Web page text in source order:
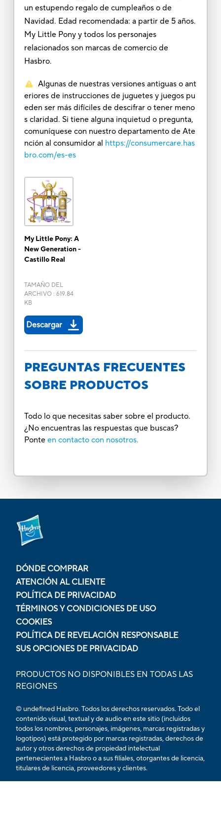
un estupendo regalo de cumpleaños o de
Navidad. Edad recomendada: a partir de 5 años.
My Little Pony y todos los personajes
relacionados son marcas de comercio de
Hasbro.
Algunas de nuestras versiones antiguas o ant
eriores de instrucciones de juguetes y juegos pu
eden ser más difíciles de descifrar o tener meno
s claridad. Si tiene alguna inquietud o pregunta,
comuníquese con nuestro departamento de Ate
nción al consumidor al https://consumercare.has
bro.com/es-es
My Little Pony: A
New Generation -
Castillo Real
TAMAÑO DEL
ARCHIVO: 619.84
KB
Descargar
PREGUNTAS FRECUENTES
SOBRE PRODUCTOS
Todo lo que necesitas saber sobre el producto.
¿No encuentras las respuestas que buscas?
Ponte en contacto con nosotros.
DÓNDE COMPRAR
ATENCIÓN AL CLIENTE
POLÍTICA DE PRIVACIDAD
TÉRMINOS Y CONDICIONES DE USO
COOKIES
POLÍTICA DE REVELACIÓN RESPONSABLE
SUS OPCIONES DE PRIVACIDAD
PRODUCTOS NO DISPONIBLES EN TODAS LAS
REGIONES
© undefined Hasbro. Todos los derechos reservados. Todo el
contenido visual, textual y de audio en este sitio (incluidos
todos los nombres, personajes, imágenes, marcas registradas y
logotipos) está protegido por marcas registradas, derechos de
autor y otros derechos de propiedad intelectual
pertenecientes a Hasbro o a sus filiales, otorgantes de licencia,
titulares de licencia, proveedores y clientes.